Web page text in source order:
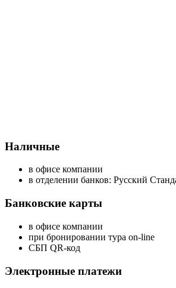
Наличные
в офисе компании
в отделении банков: Русский
Банковские карты
в офисе компании
при бронировании тура on-line
СБП QR-код
Электронные платежи